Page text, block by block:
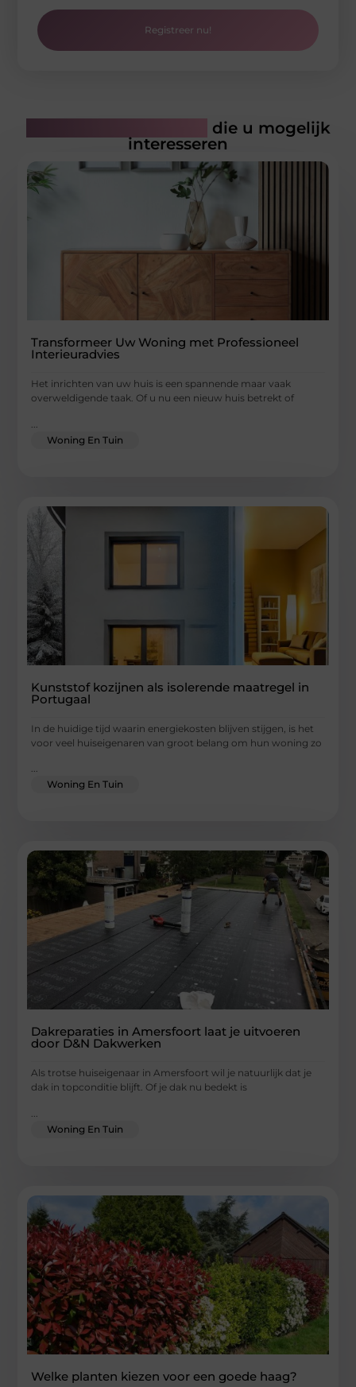
Registreer nu!
die u mogelijk
interesseren
Transformeer Uw Woning met Professioneel
Interieuradvies
Het inrichten van uw huis is een spannende maar vaak
overweldigende taak. Of u nu een nieuw huis betrekt of
Woning En Tuin
Kunststof kozijnen als isolerende maatregel in
Portugaal
In de huidige tijd waarin energiekosten blijven stijgen, is het
voor veel huiseigenaren van groot belang om hun woning zo
...
Woning En Tuin
Dakreparaties in Amersfoort laat je uitvoeren
door D&N Dakwerken
Als trotse huiseigenaar in Amersfoort wil je natuurlijk dat je
dak in topconditie blijft. Of je dak nu bedekt is
Woning En Tuin
Welke planten kiezen voor een goede haag?